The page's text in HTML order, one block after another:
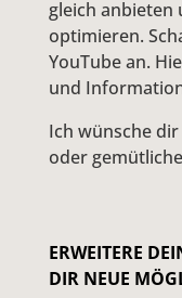
gleich anbieten
optimieren.
YouTube an.
und
Ich wünsche
oder
ERWEITERE
DIR NEUE